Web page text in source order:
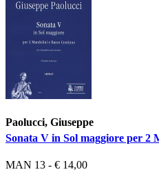
Paolucci, Giuseppe
Sonata V in Sol maggiore per 2
MAN 13 - € 14,00